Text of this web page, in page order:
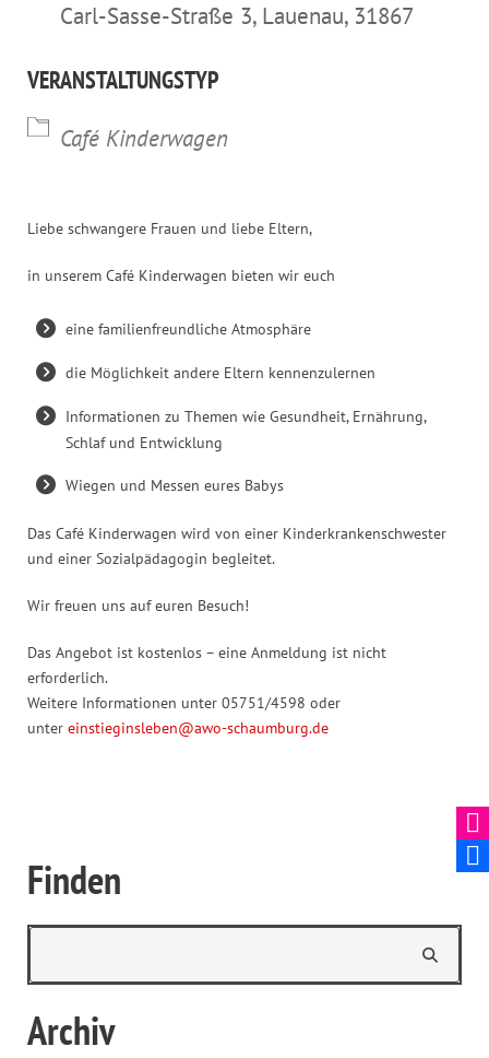
Carl-Sasse-Straße 3, Lauenau, 31867
VERANSTALTUNGSTYP
Café Kinderwagen
Liebe schwangere Frauen und liebe Eltern,
in unserem Café Kinderwagen bieten wir euch
eine familienfreundliche Atmosphäre
die Möglichkeit andere Eltern kennenzulernen
Informationen zu Themen wie Gesundheit, Ernährung,
Schlaf und Entwicklung
Wiegen und Messen eures Babys
Das Café Kinderwagen wird von einer Kinderkrankenschwester
und einer Sozialpädagogin begleitet.
Wir freuen uns auf euren Besuch!
Das Angebot ist kostenlos – eine Anmeldung ist nicht
erforderlich.
Weitere Informationen unter 05751/4598 oder
unter einstieginsleben@awo-schaumburg.de
Finden
Archiv